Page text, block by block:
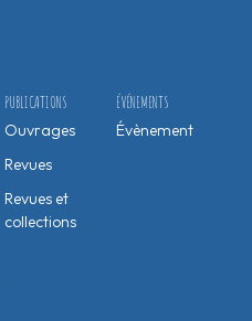
ÉVÉNEMENTS
Évènement
PUBLICATIONS
Ouvrages
Revues
Revues et
collections